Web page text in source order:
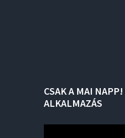
CSAKA MAI NAPP!
ALKALMAZÁS